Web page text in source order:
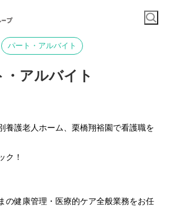
パート・アルバイト
アルバイト
養護老人ホーム、栗橋翔裕園で看護職を
ク！
の健康管理・医療的ケア全般業務をお任